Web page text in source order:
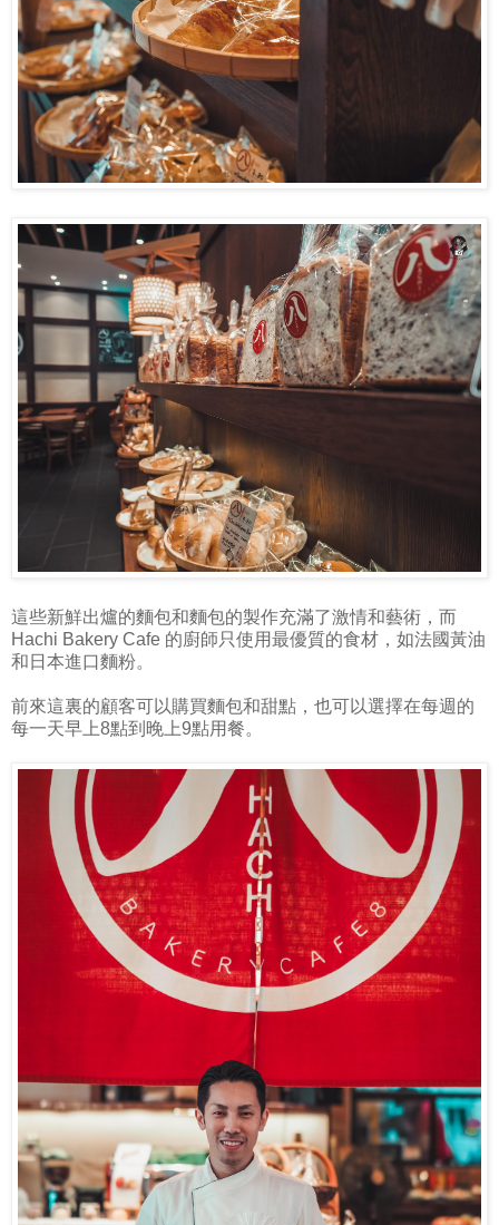
這些新鮮出爐的麵包和麵包的製作充滿了激情和藝術，而
Hachi Bakery Cafe 的廚師只使用最優質的食材，如法國黃油
和日本進口麵粉。
前來這裏的顧客可以購買麵包和甜點，也可以選擇在每週的
每一天早上8點到晚上9點用餐。